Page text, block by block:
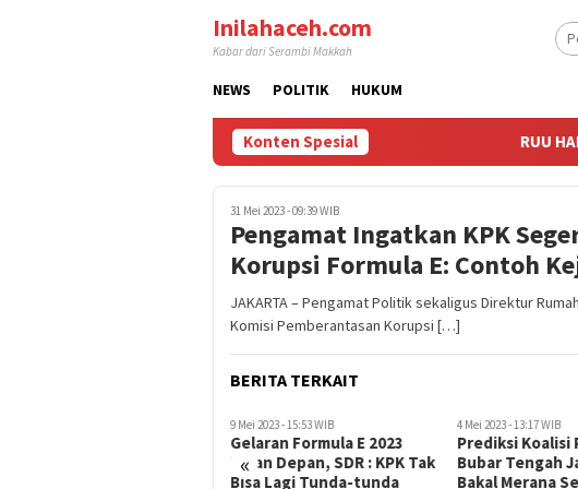
Inilahaceh.com
Kabar dari Serambi Makkah
NEWS POLITIK HUKUM
Konten Spesial RUU HAM
31 Mei 2023 - 09:39 WIB
Pengamat Ingatkan KPK
Korupsi Formula E: Contoh
JAKARTA – Pengamat Politik sekaligus Direktur
Komisi Pemberantasan Korupsi […]
BERITA TERKAIT
«
9 Mei 2023 - 15:53 WIB
Gelaran Formula E 2023
Bulan Depan, SDR : KPK Tak
Bisa Lagi Tunda-tunda
4 Mei 2023 - 13:17 WIB
Prediksi Koalisi
Bubar Tengah
Bakal Merana